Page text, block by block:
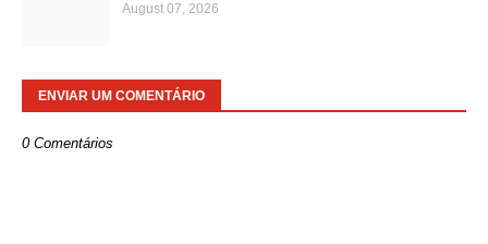
August 07, 2026
ENVIAR UM COMENTÁRIO
0 Comentários